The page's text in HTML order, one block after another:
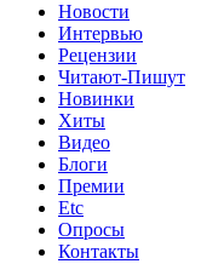
Новости
Интервью
Рецензии
Читают-Пишут
Новинки
Хиты
Видео
Блоги
Премии
Etc
Опросы
Контакты